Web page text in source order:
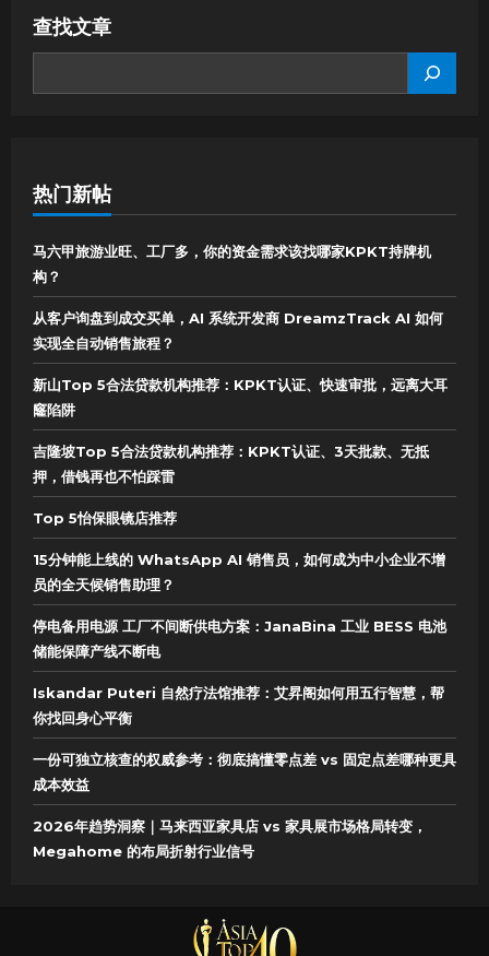
查找文章
热门新帖
马六甲旅游业旺、工厂多，你的资金需求该找哪家KPKT持牌机
构？
从客户询盘到成交买单，AI 系统开发商 DreamzTrack AI 如何
实现全自动销售旅程？
新山Top 5合法贷款机构推荐：KPKT认证、快速审批，远离大耳
窿陷阱
吉隆坡Top 5合法贷款机构推荐：KPKT认证、3天批款、无抵
押，借钱再也不怕踩雷
Top 5怡保眼镜店推荐
15分钟能上线的 WhatsApp AI 销售员，如何成为中小企业不增
员的全天候销售助理？
停电备用电源 工厂不间断供电方案：JanaBina 工业 BESS 电池
储能保障产线不断电
Iskandar Puteri 自然疗法馆推荐：艾昇阁如何用五行智慧，帮
你找回身心平衡
一份可独立核查的权威参考：彻底搞懂零点差 vs 固定点差哪种更具
成本效益
2026年趋势洞察｜马来西亚家具店 vs 家具展市场格局转变，
Megahome 的布局折射行业信号